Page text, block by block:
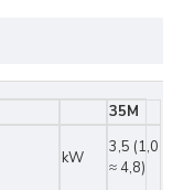
35M
kW
3,5 (1,0
≈ 4,8)